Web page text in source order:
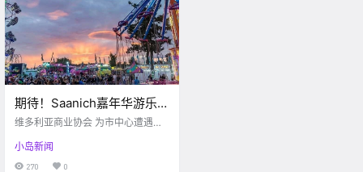
期待！Saanich嘉年华游乐场
今年有戏开放！！无语，居
维多利亚商业协会 为市中心遭遇破
着疫情的日益严重 最近的治安也开
始动荡起来 这两个月以来 陆陆续续
小岛新闻
270 0